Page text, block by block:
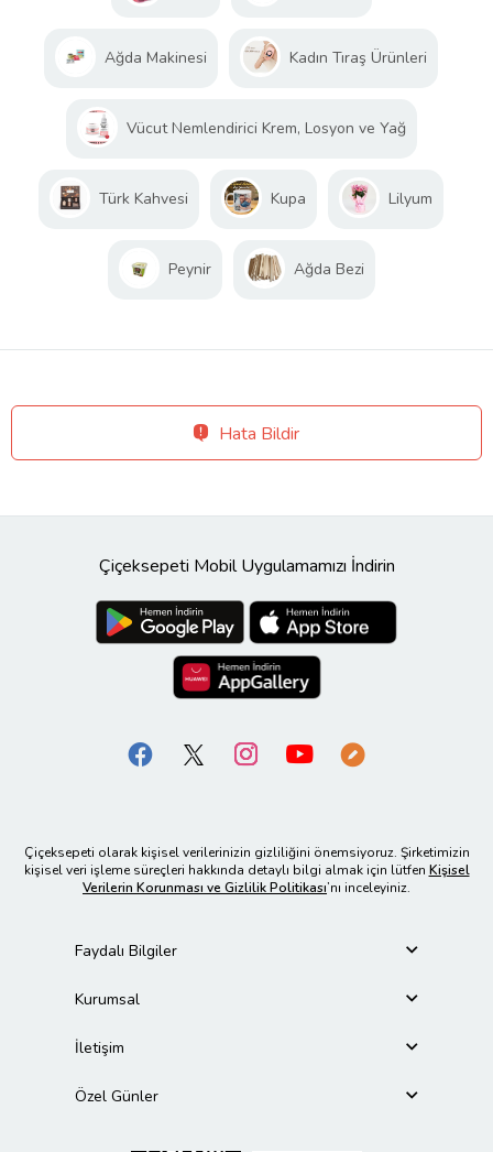
Ağda Makinesi Kadın Tıraş Ürünleri
Vücut Nemlendirici Krem, Losyon ve Yağ
Türk Kahvesi Kupa Lilyum
Peynir Ağda Bezi
Hata Bildir
Çiçeksepeti Mobil Uygulamamızı İndirin
Çiçeksepeti olarak kişisel verilerinizin gizliliğini önemsiyoruz. Şirketimizin
kişisel veri işleme süreçleri hakkında detaylı bilgi almak için lütfen Kişisel
Verilerin Korunması ve Gizlilik Politikası’nı inceleyiniz.
Faydalı Bilgiler
Kurumsal
İletişim
Özel Günler